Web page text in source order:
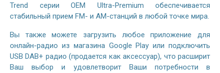
Trend серии OEM Ultra-Premium обеспечивается
стабильный прием FM- и AM-станций в любой точке мира.
Вы также можете загрузить любое приложение для
онлайн-радио из магазина Google Play или подключить
USB DAB+ радио (продается как аксессуар), что расширит
Ваш выбор и удовлетворит Ваши потребности в